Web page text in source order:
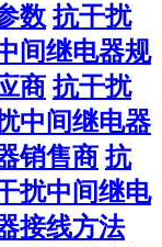
数 抗干扰
间继电器规
商 抗干扰
中间继电器
销售商 抗
扰中间继电
接线方法